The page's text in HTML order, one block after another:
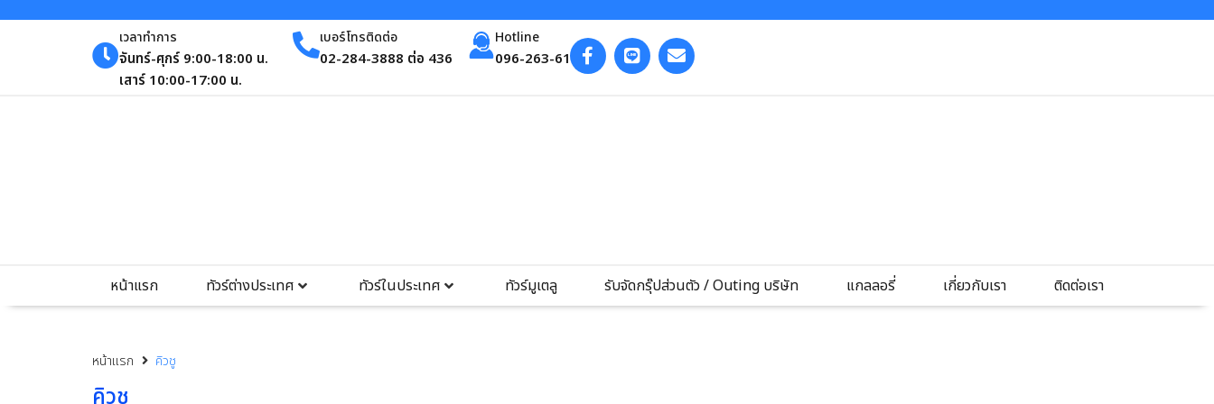
เวลาทำการ
จันทร์-ศุกร์ 9:00-18:00 น.
เสาร์ 10:00-17:00 น.
เบอร์โทรติดต่อ
02-284-3888 ต่อ 436
Hotline
096-263-6193
หน้าแรก ทัวร์ต่างประเทศ ทัวร์ในประเทศ ทัวร์มูเตลู รับจัดกรุ๊ปส่วนตัว / Outing บริษัท แกลลอรี่ เกี่ยวกับเรา ติดต่อเรา
หน้าแรก คิวชู